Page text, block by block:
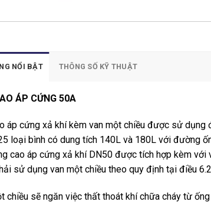
NỔI BẬT THÔNG SỐ KỸ THUẬT
ÁP CỨNG 50A
áp cứng xả khí kèm van một chiều được sử
loại bình có dung tích 140L và 180L với đường
cao áp cứng xả khí DN50 được tích hợp kèm
sử dụng van một chiều theo quy định tại điều
chiều sẽ ngăn việc thất thoát khí chữa cháy từ